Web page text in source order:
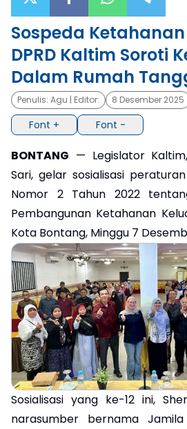
×
Sospeda
DPRD Kaltim Soroti
Dalam Rumah
Penulis: Agu | Editor: 8 Desember 2025
Font + Font -
BONTANG — Legislator
Sari, gelar sosialisasi
Nomor 2 Tahun 2022
Pembangunan Ketahanan
Kota Bontang, Minggu 7
Sosialisasi yang ke-12 ini,
narasumber bernama